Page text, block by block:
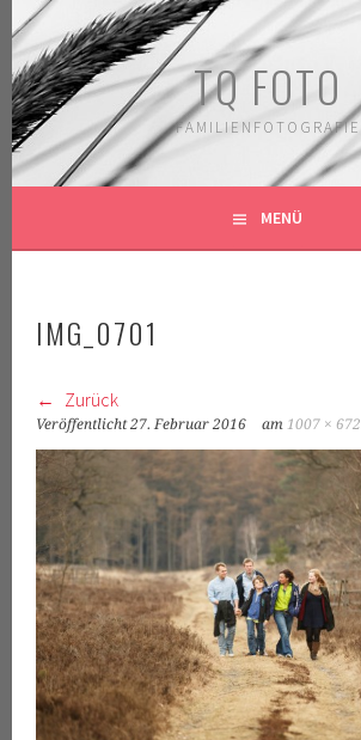
Springe
zum
Inhalt
TQ FOTO
FAMILIENFOTOGRAFIE
MENÜ
IMG_0701
Zurück
Veröffentlicht27. Februar 2016 am 1007 × 672